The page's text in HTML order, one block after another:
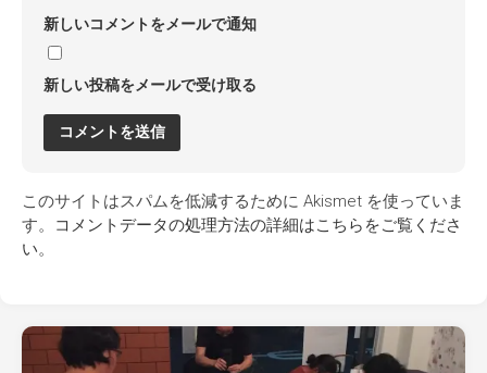
新しいコメントをメールで通知
新しい投稿をメールで受け取る
このサイトはスパムを低減するために Akismet を使っていま
す。
コメントデータの処理方法の詳細はこちらをご覧くださ
い。